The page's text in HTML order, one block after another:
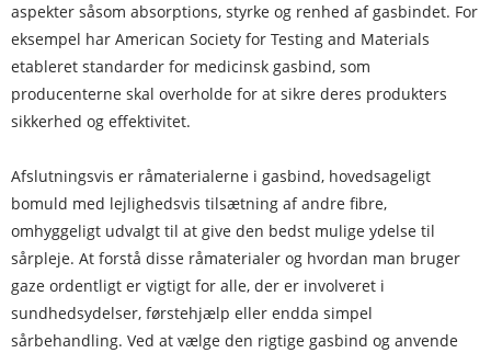
aspekter såsom absorptions, styrke og renhed af gasbindet. For
eksempel har American Society for Testing and Materials
etableret standarder for medicinsk gasbind, som
producenterne skal overholde for at sikre deres produkters
sikkerhed og effektivitet.
Afslutningsvis er råmaterialerne i gasbind, hovedsageligt
bomuld med lejlighedsvis tilsætning af andre fibre,
omhyggeligt udvalgt til at give den bedst mulige ydelse til
sårpleje. At forstå disse råmaterialer og hvordan man bruger
gaze ordentligt er vigtigt for alle, der er involveret i
sundhedsydelser, førstehjælp eller endda simpel
sårbehandling. Ved at vælge den rigtige gasbind og anvende